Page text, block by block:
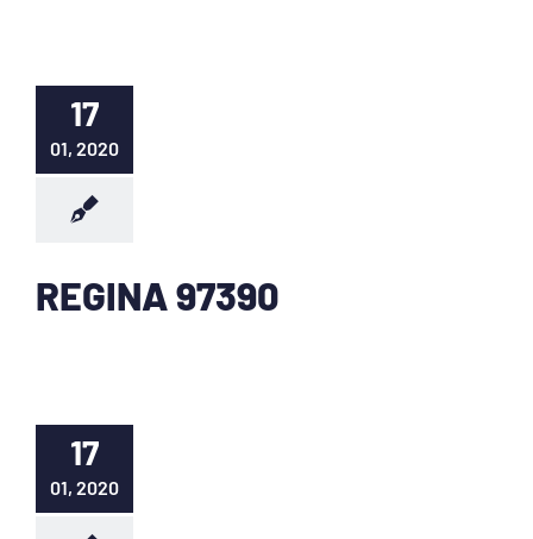
17
01, 2020
REGINA 97390
17
01, 2020